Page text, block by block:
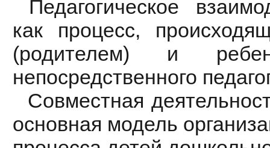
Педагогическое
как процесс,
(родителем) и
непосредственного
Совместная
основная модель